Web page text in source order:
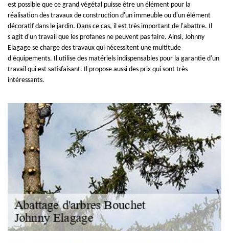
est possible que ce grand végétal puisse être un élément pour la
réalisation des travaux de construction d'un immeuble ou d'un élément
décoratif dans le jardin. Dans ce cas, il est très important de l'abattre. Il
s'agit d'un travail que les profanes ne peuvent pas faire. Ainsi, Johnny
Elagage se charge des travaux qui nécessitent une multitude
d'équipements. Il utilise des matériels indispensables pour la garantie d'un
travail qui est satisfaisant. Il propose aussi des prix qui sont très
intéressants.